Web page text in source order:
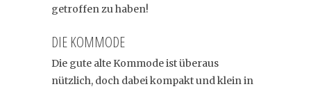
getroffen zu haben!
DIE KOMMODE
Die gute alte Kommode ist überaus
nützlich, doch dabei kompakt und klein in